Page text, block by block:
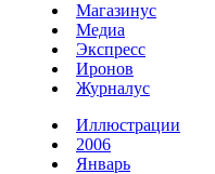
Магазинус
Медиа
Экспресс
Иронов
Журналус
Иллюстрации
2006
Январь